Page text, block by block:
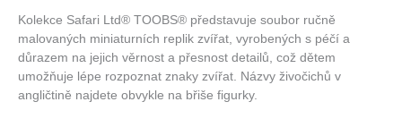
Kolekce Safari Ltd® TOOBS® představuje soubor ručně
malovaných miniaturních replik zvířat, vyrobených s péčí a
důrazem na jejich věrnost a přesnost detailů, což dětem
umožňuje lépe rozpoznat znaky zvířat. Názvy živočichů v
angličtině najdete obvykle na břiše figurky.